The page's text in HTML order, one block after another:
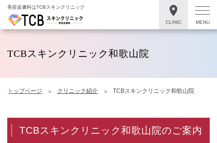
美容皮膚科はTCBスキンクリニック
TCBスキンクリニック和歌山院
トップページ クリニック紹介 TCBスキンクリニック和歌山院
TCBスキンクリニック和歌山院のご案内
CLINIC MENU